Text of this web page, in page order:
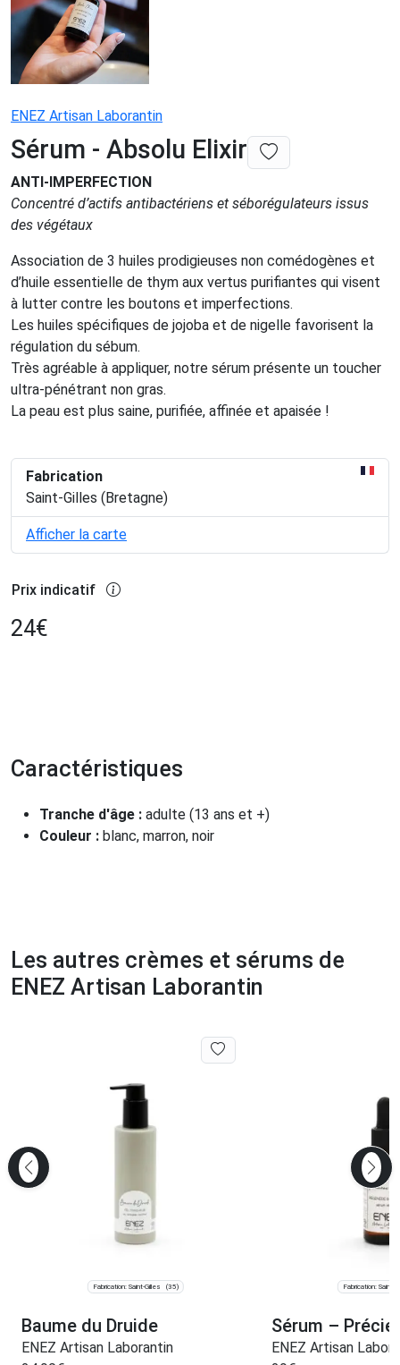
ENEZ Artisan Laborantin
Sérum - Absolu Elixir
ANTI-IMPERFECTION
Concentré d’actifs antibactériens et séborégulateurs issus
des végétaux
Association de 3 huiles prodigieuses non comédogènes et
d’huile essentielle de thym aux vertus purifiantes qui visent
à lutter contre les boutons et imperfections.
Les huiles spécifiques de jojoba et de nigelle favorisent la
régulation du sébum.
Très agréable à appliquer, notre sérum présente un toucher
ultra-pénétrant non gras.
La peau est plus saine, purifiée, affinée et apaisée !
Fabrication
Saint-Gilles (Bretagne)
Afficher la carte
Prix indicatif
24€
Caractéristiques
Tranche d'âge : adulte (13 ans et +)
Couleur : blanc, marron, noir
Les autres crèmes et sérums de
ENEZ Artisan Laborantin
Fabrication: Saint-Gilles (35)
Baume du Druide
ENEZ Artisan Laborantin
Fabrication: Saint-
Sérum –
ENEZ Artisan